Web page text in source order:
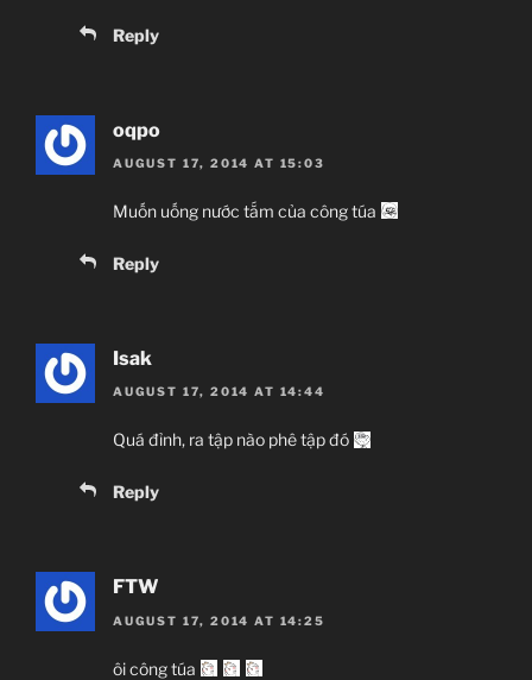
Reply
oqpo
AUGUST 17, 2014 AT 15:03
Muốn uống nước tắm của công túa
Reply
Isak
AUGUST 17, 2014 AT 14:44
Quá đỉnh, ra tập nào phê tập đó
Reply
FTW
AUGUST 17, 2014 AT 14:25
ôi công túa